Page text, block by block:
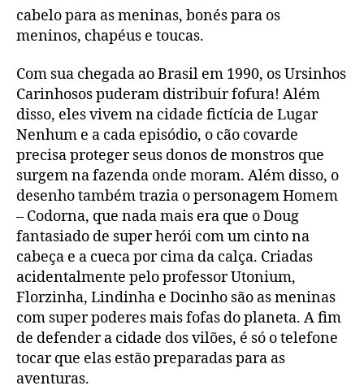
cabelo para as meninas, bonés para os
meninos, chapéus e toucas.
Com sua chegada ao Brasil em 1990, os Ursinhos
Carinhosos puderam distribuir fofura! Além
disso, eles vivem na cidade fictícia de Lugar
Nenhum e a cada episódio, o cão covarde
precisa proteger seus donos de monstros que
surgem na fazenda onde moram. Além disso, o
desenho também trazia o personagem Homem
– Codorna, que nada mais era que o Doug
fantasiado de super herói com um cinto na
cabeça e a cueca por cima da calça. Criadas
acidentalmente pelo professor Utonium,
Florzinha, Lindinha e Docinho são as meninas
com super poderes mais fofas do planeta. A fim
de defender a cidade dos vilões, é só o telefone
tocar que elas estão preparadas para as
aventuras.